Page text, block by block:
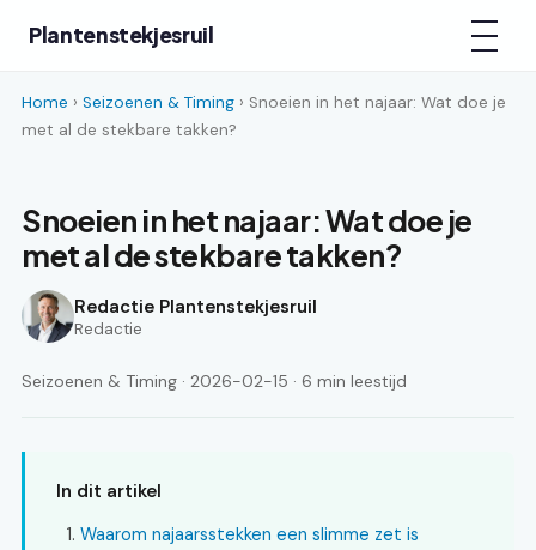
Plantenstekjesruil
Home › Seizoenen & Timing › Snoeien in het najaar: Wat doe je
met al de stekbare takken?
Snoeien in het najaar: Wat doe je
met al de stekbare takken?
Redactie Plantenstekjesruil
Redactie
Seizoenen & Timing · 2026-02-15 · 6 min leestijd
In dit artikel
Waarom najaarsstekken een slimme zet is